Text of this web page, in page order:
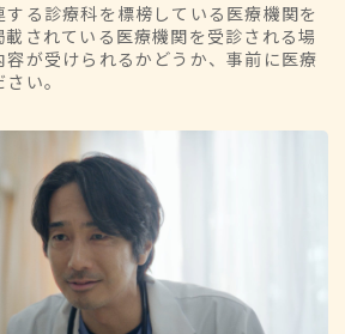
る診療科を標榜している医療機関を
されている医療機関を受診される場
が受けられるかどうか、事前に医療
い。